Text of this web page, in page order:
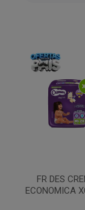
FR DES
ECONOMICA